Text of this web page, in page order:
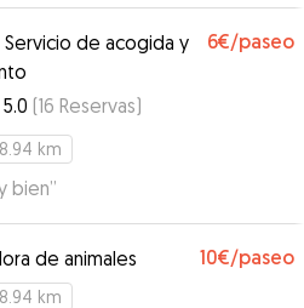
Servicio de acogida y
6€/paseo
5.0 (16 Reservas)
km
bien”
de animales 10€/paseo
km